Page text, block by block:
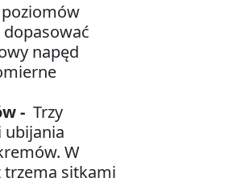
poziomów
dopasować
napęd
- Trzy
ubijania
W
trzema sitkami